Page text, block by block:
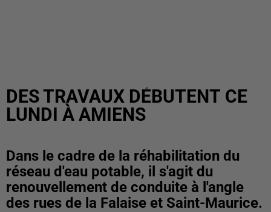
DES TRAVAUX DÉBUTENT CE
LUNDI À AMIENS
Dans le cadre de la réhabilitation du
réseau d'eau potable, il s'agit du
renouvellement de conduite à l'angle
des rues de la Falaise et Saint-Maurice.